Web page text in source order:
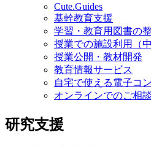
Cute.Guides
基幹教育支援
学習・教育用図書の
授業での施設利用（
授業公開・教材開発
教育情報サービス
自宅で使える電子コ
オンラインでのご相談
研究支援